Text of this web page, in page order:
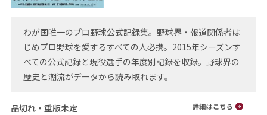
わが国唯一のプロ野球公式記録集。野球界・報道関係者は
じめプロ野球を愛するすべての人必携。2015年シーズンす
べての公式記録と現役選手の年度別記録を収録。野球界の
歴史と潮流がデータから読み取れます。
品切れ・重版未定